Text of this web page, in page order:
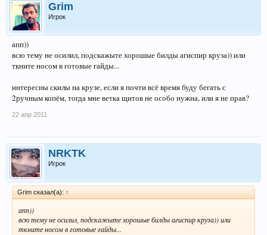
Grim
Игрок
апп))
всю тему не осилил, подскажыте хорошые билды агиспир круза)) или
ткните носом в готовые гайды...
интересны скилы на крузе, если я почти всё время буду бегать с
2ручным копём, тогда мне ветка щитов не особо нужна, или я не прав?
22 апр 2011
NRKTK
Игрок
Grim сказал(а): ↑
апп))
всю тему не осилил, подскажыте хорошые билды агиспир круза)) или
ткните носом в готовые гайды...